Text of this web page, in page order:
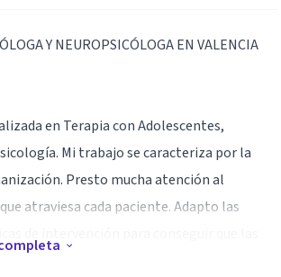
Y NEUROPSICÓLOGA EN VALENCIA
en Terapia con Adolescentes,
Mi trabajo se caracteriza por la
Presto mucha atención al
atraviesa cada paciente. Adapto las